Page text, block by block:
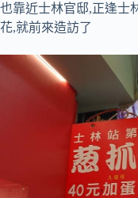
也靠近士林官邸,正逢士
花,就前來造訪了